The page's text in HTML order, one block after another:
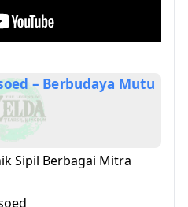
– Berbudaya Mutu
Sipil Berbagai Mitra